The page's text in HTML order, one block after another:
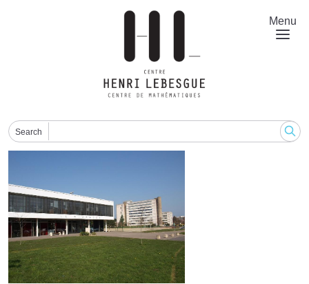
Menu
Search